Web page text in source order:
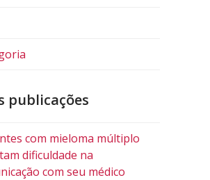
publicações
com mieloma múltiplo
dificuldade na
com seu médico